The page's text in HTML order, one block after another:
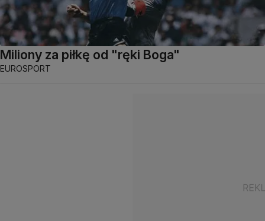
Miliony za piłkę od "ręki Boga"
EUROSPORT